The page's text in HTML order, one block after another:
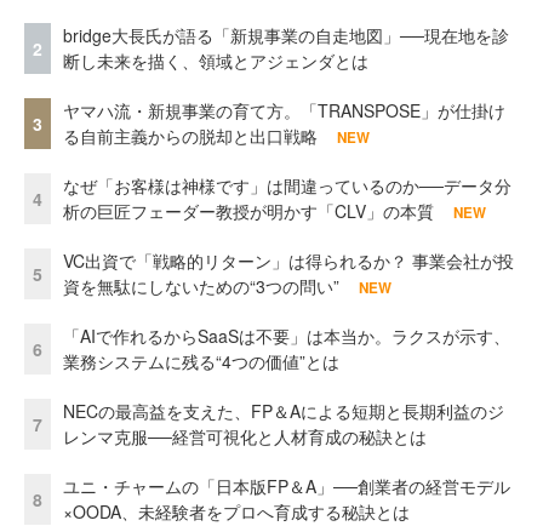
2
bridge大長氏が語る「新規事業の自走地図」──現在地を診
断し未来を描く、領域とアジェンダとは
3
ヤマハ流・新規事業の育て方。「TRANSPOSE」が仕掛け
る自前主義からの脱却と出口戦略
NEW
4
なぜ「お客様は神様です」は間違っているのか──データ分
析の巨匠フェーダー教授が明かす「CLV」の本質
NEW
5
VC出資で「戦略的リターン」は得られるか？ 事業会社が投
資を無駄にしないための“3つの問い”
NEW
6
「AIで作れるからSaaSは不要」は本当か。ラクスが示す、
業務システムに残る“4つの価値”とは
7
NECの最高益を支えた、FP＆Aによる短期と長期利益のジ
レンマ克服──経営可視化と人材育成の秘訣とは
8
ユニ・チャームの「日本版FP＆A」──創業者の経営モデル
×OODA、未経験者をプロへ育成する秘訣とは